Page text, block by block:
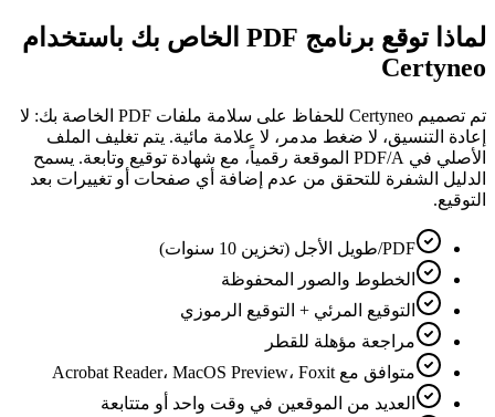
لماذا توقع برنامج PDF الخاص بك باستخدام
Certyneo
تم تصميم Certyneo للحفاظ على سلامة ملفات PDF الخاصة بك: لا
إعادة التنسيق، لا ضغط مدمر، لا علامة مائية. يتم تغليف الملف
الأصلي في PDF/A الموقعة رقمياً، مع شهادة توقيع وتابعة. يسمح
الدليل الشفرة للتحقق من عدم إضافة أي صفحات أو تغييرات بعد
التوقيع.
PDF/طويل الأجل (تخزين 10 سنوات)
الخطوط والصور المحفوظة
التوقيع المرئي + التوقيع الرموزي
مراجعة مؤهلة للقطر
متوافق مع Acrobat Reader، MacOS Preview، Foxit
العديد من الموقعين في وقت واحد أو متتابعة